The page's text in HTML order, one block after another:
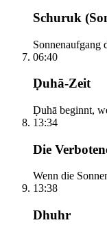
Schuruk
Sonnenaufgang
06:40
Ḍuhā-Zeit
Ḍuhā beginnt,
13:34
Die
Wenn die
13:38
Dhuhr